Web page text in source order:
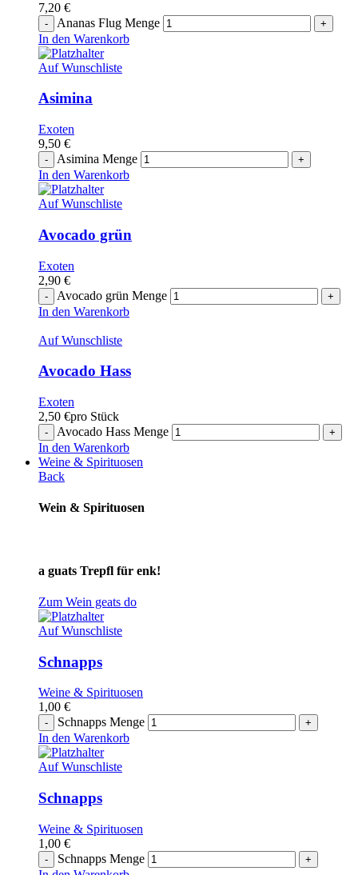
7,20 €
Ananas Flug Menge
In den Warenkorb
Auf Wunschliste
Asimina
Exoten
9,50 €
Asimina Menge
In den Warenkorb
Auf Wunschliste
Avocado grün
Exoten
2,90 €
Avocado grün Menge
In den Warenkorb
Auf Wunschliste
Avocado Hass
Exoten
2,50 €pro Stück
Avocado Hass Menge
In den Warenkorb
Weine & Spirituosen
Back
Wein & Spirituosen
a guats Trepfl für enk!
Zum Wein geats do
Auf Wunschliste
Schnapps
Weine & Spirituosen
1,00 €
Schnapps Menge
In den Warenkorb
Auf Wunschliste
Schnapps
Weine & Spirituosen
1,00 €
Schnapps Menge